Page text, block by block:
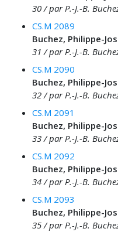
30 / par P.-J.-B.
CS.M 2089
Buchez, Philippe-
31 / par P.-J.-B.
CS.M 2090
Buchez, Philippe-
32 / par P.-J.-B.
CS.M 2091
Buchez, Philippe-
33 / par P.-J.-B.
CS.M 2092
Buchez, Philippe-
34 / par P.-J.-B.
CS.M 2093
Buchez, Philippe-
35 / par P.-J.-B.